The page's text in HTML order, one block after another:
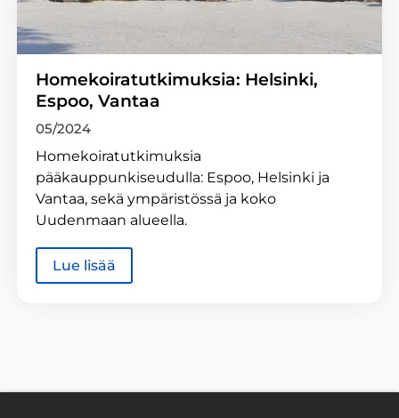
Homekoiratutkimuksia: Helsinki,
Espoo, Vantaa
05/2024
Homekoiratutkimuksia
pääkauppunkiseudulla: Espoo, Helsinki ja
Vantaa, sekä ympäristössä ja koko
Uudenmaan alueella.
Lue lisää